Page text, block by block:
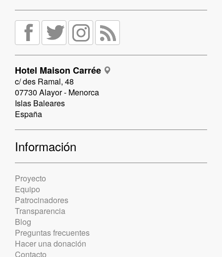
Hotel Maison Carrée
c/ des Ramal, 48
07730 Alayor - Menorca
Islas Baleares
España
Información
Proyecto
Equipo
Patrocinadores
Transparencia
Blog
Preguntas frecuentes
Hacer una donación
Contacto